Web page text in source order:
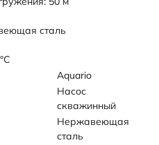
сталь
Aquario
Насос
скважинный
Нержавеющая
сталь